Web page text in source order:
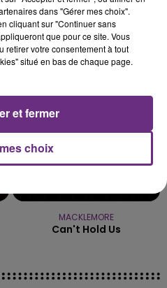
SIENNA SPIRO
Die On This Hill
MACKLEMORE
Can't Hold Us
dans "Gérer mes choix".
cliquant sur "Continuer sans
que pour ce site. Vous
retirer votre consentement à tout
situé en bas de chaque page.
choix
et fermer